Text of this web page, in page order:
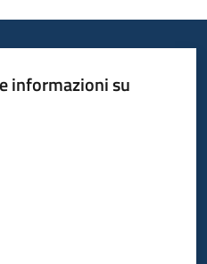
informazioni su